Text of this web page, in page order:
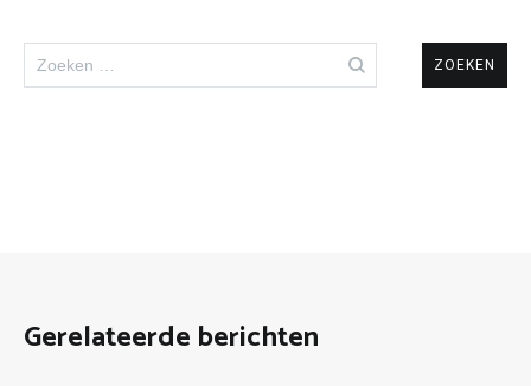
naar:
Gerelateerde berichten